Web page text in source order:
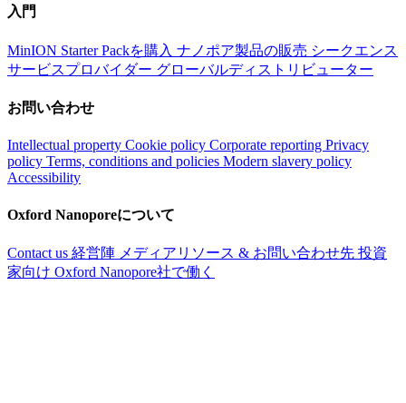
入門
MinION Starter Packを購入 ナノポア製品の販売 シークエンス
サービスプロバイダー グローバルディストリビューター
お問い合わせ
Intellectual property Cookie policy Corporate reporting Privacy
policy Terms, conditions and policies Modern slavery policy
Accessibility
Oxford Nanoporeについて
Contact us 経営陣 メディアリソース & お問い合わせ先 投資
家向け Oxford Nanopore社で働く